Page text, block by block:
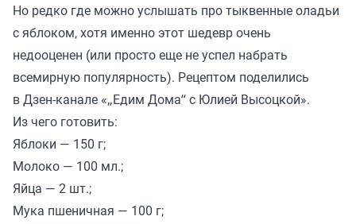
Но редко где можно услышать про тыквенные оладьи
с яблоком, хотя именно этот шедевр очень
недооценен (или просто еще не успел набрать
всемирную популярность). Рецептом поделились
в Дзен-канале «„Едим Дома“ с Юлией Высоцкой».
Из чего готовить:
Яблоки — 150 г;
Молоко — 100 мл.;
Яйца — 2 шт.;
Мука пшеничная — 100 г;